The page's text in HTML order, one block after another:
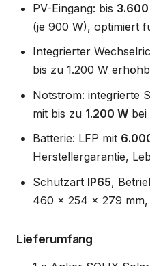
PV-Eingang: bis 3.600
(je 900 W), optimiert
Integrierter
bis zu 1.200 W
Notstrom: integrierte
mit bis zu 1.200 W
Batterie: LFP mit
Herstellergarantie,
Schutzart IP65,
460 x 254 x 279 mm,
Lieferumfang